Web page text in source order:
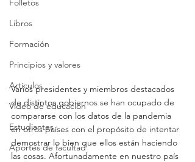
Folletos
Libros
Formación
Principios y valores
Artículos
Video de educación
Estudiantes
Aportes de facultad
Varios presidentes y miembros destacados
de distintos gobiernos se han ocupado de
compararse con los datos de la pandemia
en otros países con el propósito de intentar
demostrar lo bien que ellos están haciendo
las cosas. Afortunadamente en nuestro país